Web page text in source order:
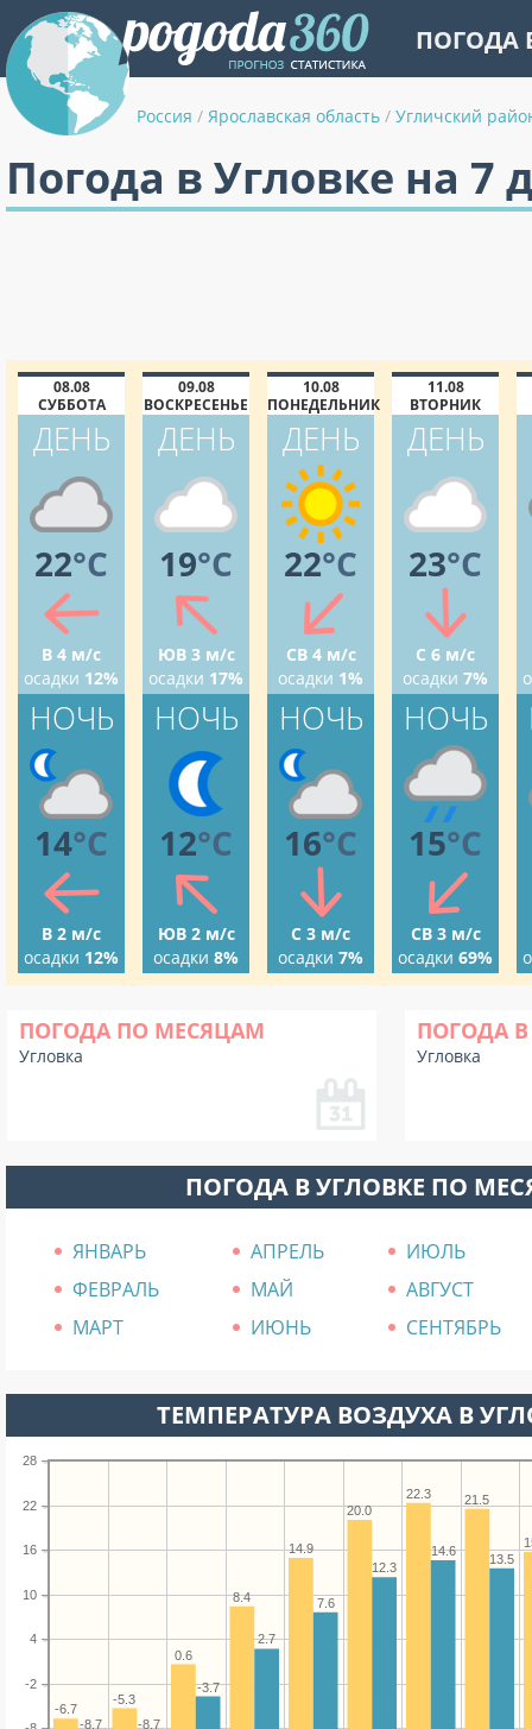
ПОГОДА
Россия / Ярославская область / Угличский
Погода в Угловке на 7
08.08
СУББОТА
ДЕНЬ
22°C
В 4 м/с
осадки 12%
НОЧЬ
14°C
В 2 м/с
осадки 12%
09.08
ВОСКРЕСЕНЬЕ
ДЕНЬ
19°C
ЮВ 3 м/с
осадки 17%
НОЧЬ
12°C
ЮВ 2 м/с
осадки 8%
10.08
ПОНЕДЕЛЬНИК
ДЕНЬ
22°C
СВ 4 м/с
осадки 1%
НОЧЬ
16°C
С 3 м/с
осадки 7%
11.08
ВТОРНИК
ДЕНЬ
23°C
С 6 м/с
осадки 7%
НОЧЬ
15°C
СВ 3 м/с
осадки 69%
ПОГОДА ПО МЕСЯЦАМ
Угловка
ПОГОДА В
Угловка
ПОГОДА В УГЛОВКЕ ПО
ЯНВАРЬ АПРЕЛЬ
ИЮЛЬ
ФЕВРАЛЬ
МАЙ
АВГУСТ
МАРТ
ИЮНЬ СЕНТЯБРЬ
ТЕМПЕРАТУРА ВОЗДУХА В
-2
4
10
16
22
28
21.5
22.3
20.0
14.9
8.4
0.6
-5.3
-6.7
13.5
14.6
12.3
7.6
2.7
-3.7
-8.7
-8.7